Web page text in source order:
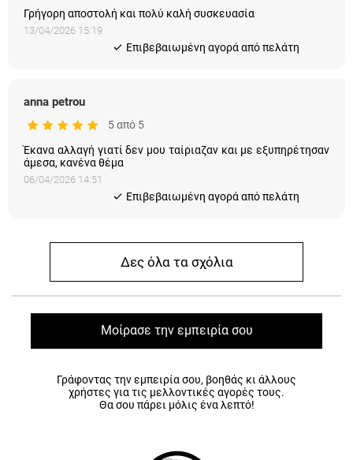
Γρήγορη αποστολή και πολύ καλή συσκευασία
13/04/2026 15:19
Eπιβεβαιωμένη αγορά από πελάτη
anna petrou
5 από 5
Έκανα αλλαγή γιατί δεν μου ταίριαζαν και με εξυπηρέτησαν
άμεσα, κανένα θέμα
06/04/2026 14:51
Eπιβεβαιωμένη αγορά από πελάτη
Δες όλα τα σχόλια
Μοίρασε την εμπειρία σου
Γράφοντας την εμπειρία σου, βοηθάς κι άλλους
χρήστες για τις μελλοντικές αγορές τους.
Θα σου πάρει μόλις ένα λεπτό!